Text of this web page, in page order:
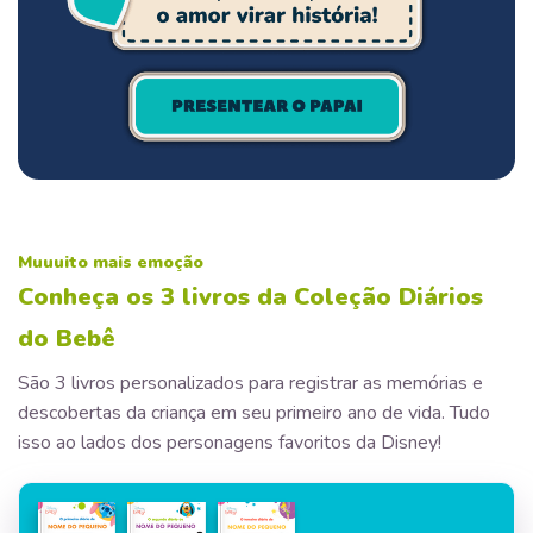
Muuuito mais emoção
Conheça os 3 livros da Coleção Diários
do Bebê
São 3 livros personalizados para registrar as memórias e
descobertas da criança em seu primeiro ano de vida. Tudo
isso ao lados dos personagens favoritos da Disney!